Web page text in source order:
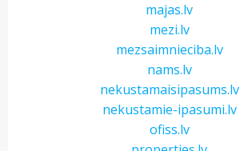
majas.lv
mezi.lv
mezsaimnieciba.lv
nams.lv
nekustamaisipasums.lv
nekustamie-ipasumi.lv
ofiss.lv